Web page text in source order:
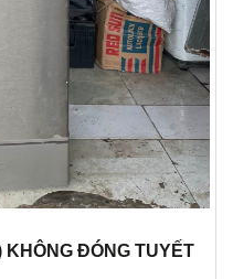
ĐÓNG TUYẾT